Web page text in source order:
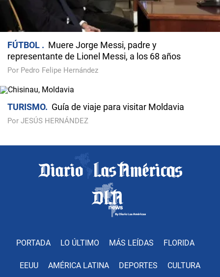
FÚTBOL
Muere Jorge Messi, padre y
representante de Lionel Messi, a los 68 años
Por Pedro Felipe Hernández
TURISMO Guía de viaje para visitar Moldavia
Por JESÚS HERNÁNDEZ
PORTADA LO ÚLTIMO MÁS LEÍDAS FLORIDA
EEUU AMÉRICA LATINA DEPORTES CULTURA